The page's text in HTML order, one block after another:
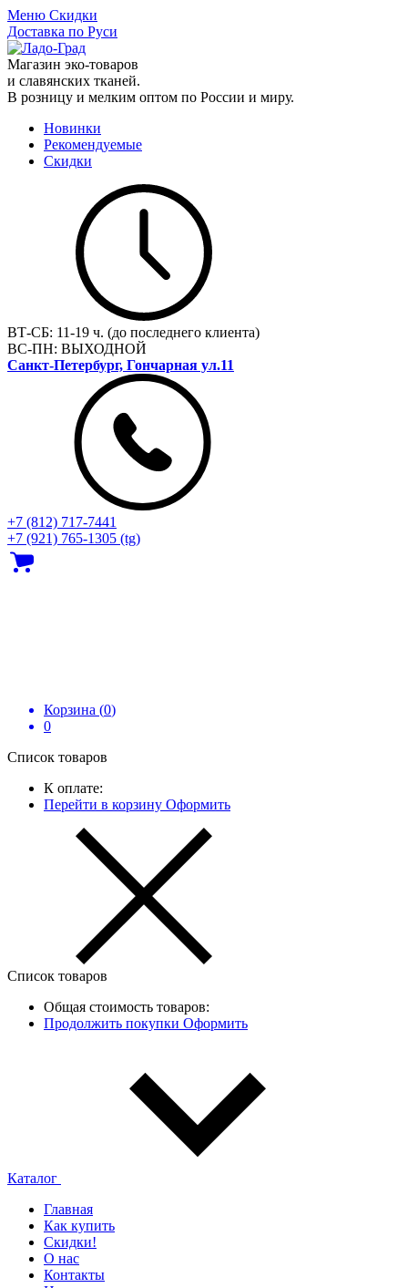
Меню Скидки
Доставка по Руси
Магазин эко-товаров
и славянских тканей.
В розницу и мелким оптом по России и миру.
Новинки
Рекомендуемые
Скидки
ВТ-СБ: 11-19 ч. (до последнего клиента)
ВС-ПН: ВЫХОДНОЙ
Санкт-Петербург, Гончарная ул.11
+7 (812) 717‑7441
+7 (921) 765-1305 (tg)
Корзина (0)
0
Список товаров
К оплате:
Перейти в корзину Оформить
Список товаров
Общая стоимость товаров:
Продолжить покупки Оформить
Каталог
Главная
Как купить
Скидки!
О нас
Контакты